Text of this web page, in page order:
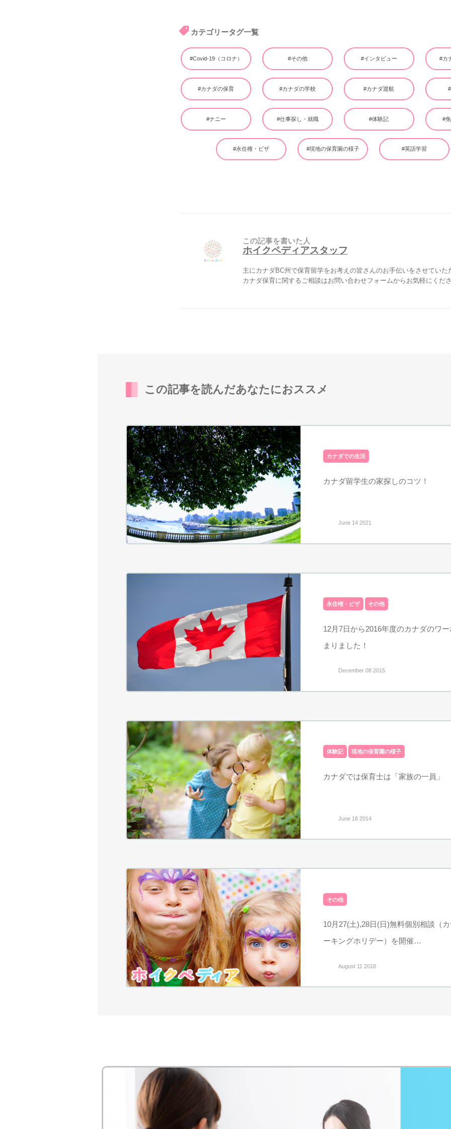
カテゴリータグ一覧
#Covid-19（コロナ） #その他 #インタビュー #カ
#カナダの保育 #カナダの学校 #カナダ渡航
#ナニー #仕事探し・就職 #体験記 #
#永住権・ビザ #現地の保育園の様子 #英語学習
この記事を書いた人
ホイクペディアスタッフ
主にカナダBC州で保育留学をお考えの皆さんのお手伝いをさせていた
カナダ保育に関するご相談はお問い合わせフォームからお気軽にくださ
この記事を読んだあなたにおススメ
カナダでの生活
カナダ留学生の家探しのコツ！
June 14 2021
永住権・ビザ その他
12月7日から2016年度のカナダのワ
まりました！
December 08 2015
体験記 現地の保育園の様子
カナダでは保育士は「家族の一員」
June 18 2014
その他
10月27(土),28日(日)無料個別相談（
ーキングホリデー）を開催…
August 11 2018